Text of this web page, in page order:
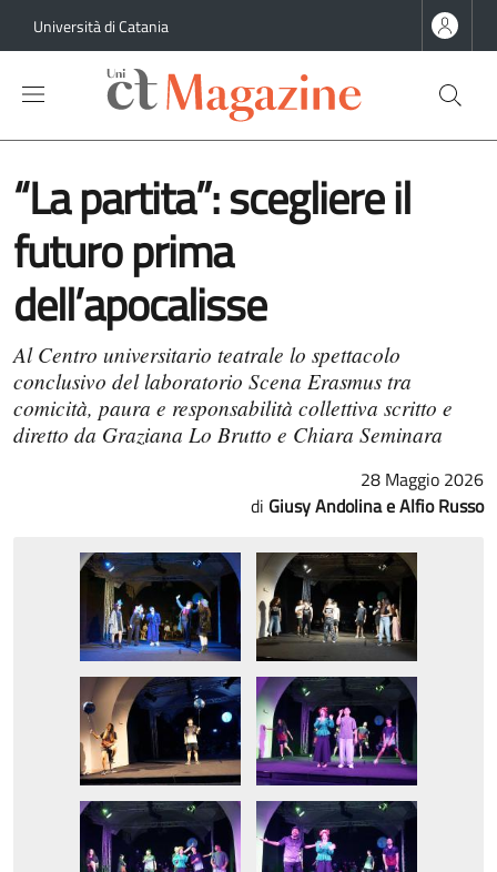
Università di Catania
“La partita”: scegliere il
futuro prima
dell’apocalisse
Al Centro universitario teatrale lo spettacolo
conclusivo del laboratorio Scena Erasmus tra
comicità, paura e responsabilità collettiva scritto e
diretto da Graziana Lo Brutto e Chiara Seminara
28 Maggio 2026
Giusy Andolina e Alfio Russo